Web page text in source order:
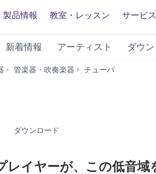
製品情報 教室・レッスン サービス
新着情報 アーティスト ダウ
管楽器・吹奏楽器 チューバ
ダウンロード
レイヤーが、この低音